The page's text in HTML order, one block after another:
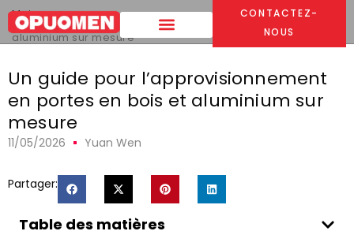
CONTACTEZ-
NOUS
Maison >
Un guide pour l’approvisionnement en portes en bois et
aluminium sur mesure
Un guide pour l’approvisionnement
en portes en bois et aluminium sur
mesure
11/05/2026 Yuan Wen
Partager:
Table des matières